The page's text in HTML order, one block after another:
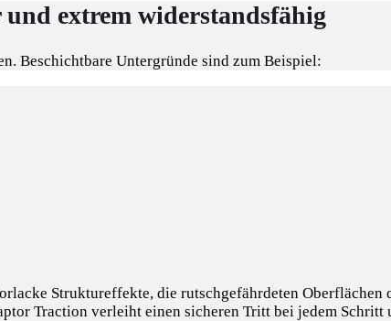
extrem widerstandsfähig
Beschichtbare Untergründe sind zum Beispiel:
Struktureffekte, die rutschgefährdeten
Traction verleiht einen sicheren Tritt bei jedem